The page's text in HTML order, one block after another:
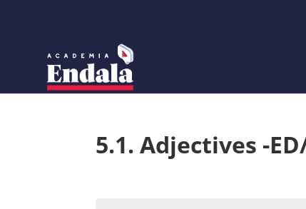
5.1. Adjectives -